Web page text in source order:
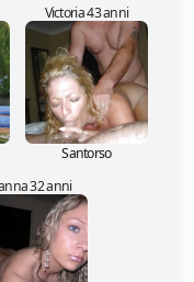
Victoria 43 anni
Santorso
32 anni